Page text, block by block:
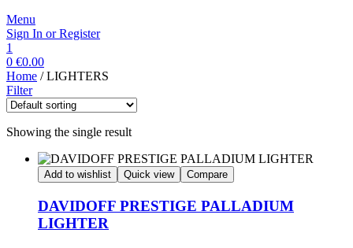
Menu
Sign In or Register
1
0 €0.00
Home / LIGHTERS
Filter
Showing the single result
Add to wishlist Quick view Compare
DAVIDOFF PRESTIGE PALLADIUM
LIGHTER